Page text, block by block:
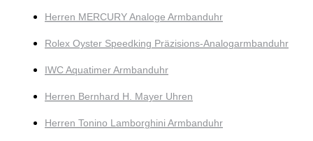
Herren MERCURY Analoge Armbanduhr
Rolex Oyster Speedking Präzisions-Analogarmbanduhr
IWC Aquatimer Armbanduhr
Herren Bernhard H. Mayer Uhren
Herren Tonino Lamborghini Armbanduhr